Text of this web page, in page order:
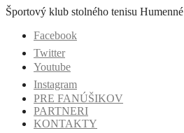
Prejsť
obsah
Športový klub stolného tenisu Humenné
Facebook
Twitter
Youtube
Instagram
PRE FANÚŠIKOV
PARTNERI
KONTAKTY